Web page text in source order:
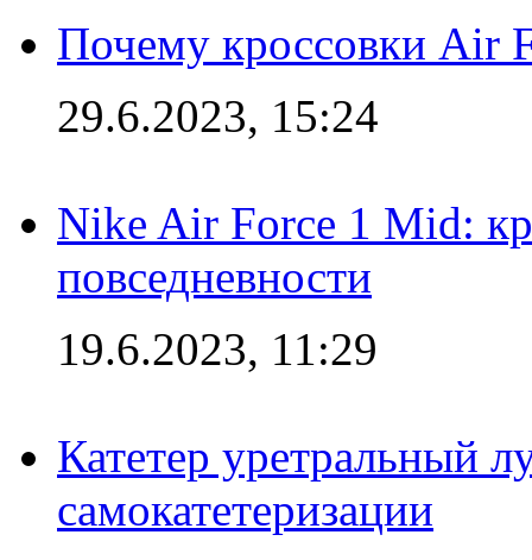
Почему кроссовки Air
29.6.2023, 15:24
Nike Air Force 1 Mid:
повседневности
19.6.2023, 11:29
Катетер уретральный
самокатетеризации